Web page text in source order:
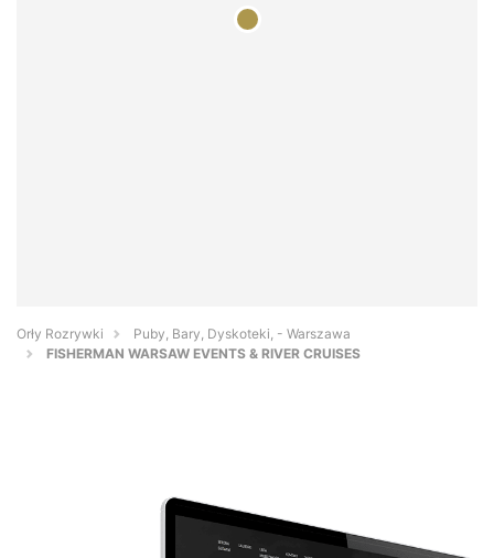
Orły Rozrywki
Puby, Bary, Dyskoteki, - Warszawa
FISHERMAN WARSAW EVENTS & RIVER CRUISES